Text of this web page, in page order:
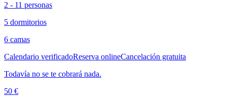
2 - 11 personas
5 dormitorios
6 camas
Calendario verificadoReserva onlineCancelación gratuita
Todavía no se te cobrará nada.
50 €